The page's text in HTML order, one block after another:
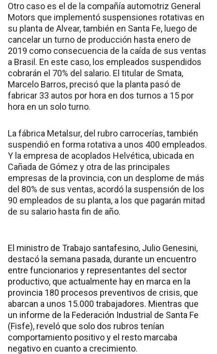
Otro caso es el de la compañía automotriz General
Motors que implementó suspensiones rotativas en
su planta de Alvear, también en Santa Fe, luego de
cancelar un turno de producción hasta enero de
2019 como consecuencia de la caída de sus ventas
a Brasil. En este caso, los empleados suspendidos
cobrarán el 70% del salario. El titular de Smata,
Marcelo Barros, precisó que la planta pasó de
fabricar 33 autos por hora en dos turnos a 15 por
hora en un solo turno.
La fábrica Metalsur, del rubro carrocerías, también
suspendió en forma rotativa a unos 400 empleados.
Y la empresa de acoplados Helvética, ubicada en
Cañada de Gómez y otra de las principales
empresas de la provincia, con un desplome de más
del 80% de sus ventas, acordó la suspensión de los
90 empleados de su planta, a los que pagarán mitad
de su salario hasta fin de año.
El ministro de Trabajo santafesino, Julio Genesini,
destacó la semana pasada, durante un encuentro
entre funcionarios y representantes del sector
productivo, que actualmente hay en marca en la
provincia 180 procesos preventivos de crisis, que
abarcan a unos 15.000 trabajadores. Mientras que
un informe de la Federación Industrial de Santa Fe
(Fisfe), reveló que solo dos rubros tenían
comportamiento positivo y el resto marcaba
negativo en cuanto a crecimiento.